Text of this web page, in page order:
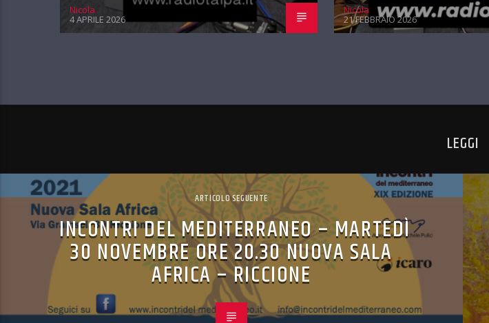
Nicola
4 APRILE 2026
Nicola
21 FEBBRAIO 2026
LEGGI
ARTICOLO SEGUENTE
INCONTRI DEL MEDITERRANEO – MARTEDÌ
30 NOVEMBRE ORE 20.30 NUOVA SALA
AFRICA – RICCIONE